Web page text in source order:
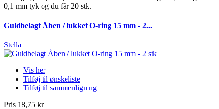
0,1 mm tyk og du får 20 stk.
Guldbelagt Åben / lukket O-ring 15 mm - 2...
Stella
Vis her
Tilføj til ønskeliste
Tilføj til sammenligning
Pris 18,75 kr.